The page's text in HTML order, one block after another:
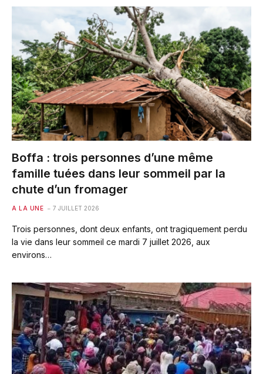
Boffa : trois personnes d’une même
famille tuées dans leur sommeil par la
chute d’un fromager
A LA UNE 7 JUILLET 2026
Trois personnes, dont deux enfants, ont tragiquement perdu
la vie dans leur sommeil ce mardi 7 juillet 2026, aux
environs…